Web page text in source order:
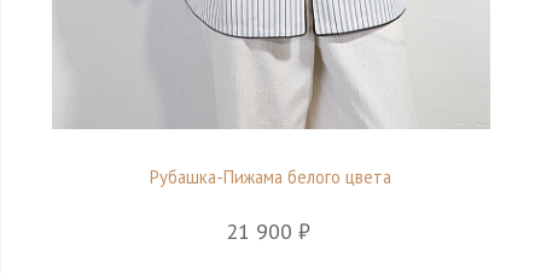
Рубашка-Пижама белого цвета
21 900 ₽